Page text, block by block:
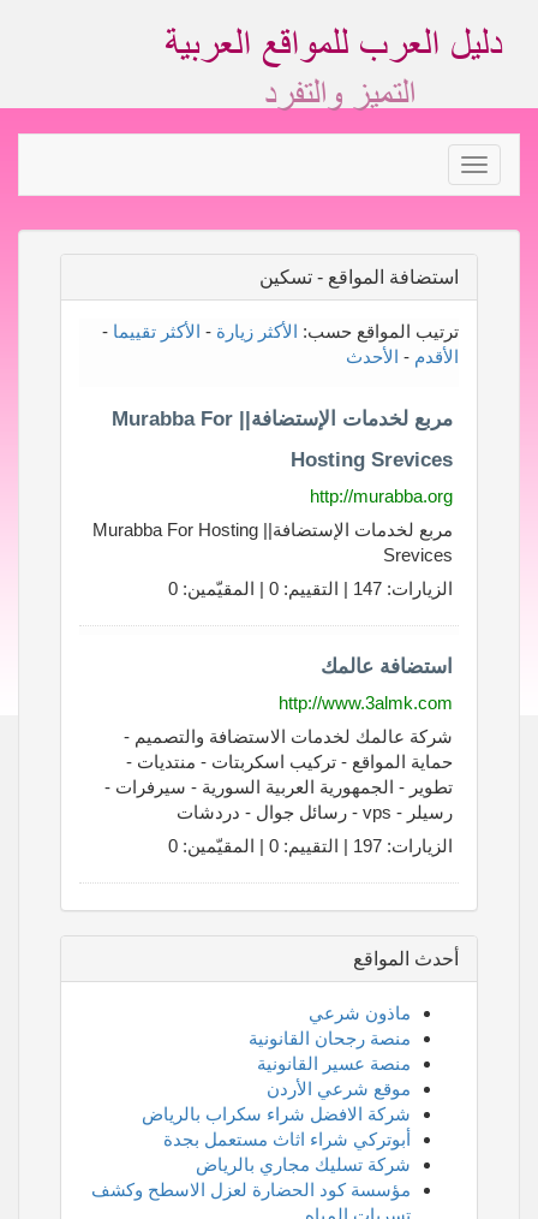
Toggle
navigation
استضافة المواقع - تسكين
ترتيب المواقع حسب: الأكثر زيارة - الأكثر تقييما -
الأقدم - الأحدث
مربع لخدمات الإستضافة|| Murabba For
Hosting Srevices
http://murabba.org
مربع لخدمات الإستضافة|| Murabba For Hosting
Srevices
الزيارات: 147 | التقييم: 0 | المقيّمين: 0
استضافة عالمك
http://www.3almk.com
شركة عالمك لخدمات الاستضافة والتصميم -
حماية المواقع - تركيب اسكربتات - منتديات -
تطوير - الجمهورية العربية السورية - سيرفرات -
رسيلر - vps - رسائل جوال - دردشات
الزيارات: 197 | التقييم: 0 | المقيّمين: 0
أحدث المواقع
ماذون شرعي
منصة رجحان القانونية
منصة عسير القانونية
موقع شرعي الأردن
شركة الافضل شراء سكراب بالرياض
أبوتركي شراء اثاث مستعمل بجدة
شركة تسليك مجاري بالرياض
مؤسسة كود الحضارة لعزل الاسطح وكشف
تسربات المياه